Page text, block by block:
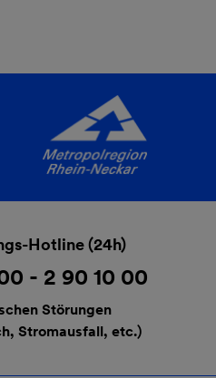
Hotline (24h)
- 2 90 10 00
Störungen
Stromausfall, etc.)